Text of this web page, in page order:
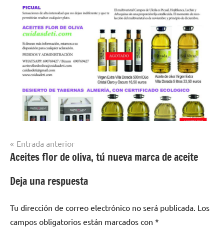
Navegación
de
entradas
Entrada anterior
Aceites flor de oliva, tú nueva marca de aceite
Deja una respuesta
Tu dirección de correo electrónico no será publicada. Los
campos obligatorios están marcados con *